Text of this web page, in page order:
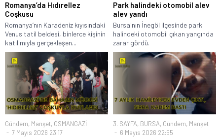
Romanya’da Hıdırellez
Coşkusu
Romanya’nın Karadeniz kıyısındaki
Venus tatil beldesi, binlerce kişinin
katılımıyla gerçekleşen...
Park halindeki otomobil alev
alev yandı
Bursa'nın İnegöl ilçesinde park
halindeki otomobil çıkan yangında
zarar gördü.
Gündem, Manşet, OSMANGAZİ
7 Mayıs 2026 23:17
3. SAYFA, BURSA, Gündem, Manşet
6 Mayıs 2026 22:55